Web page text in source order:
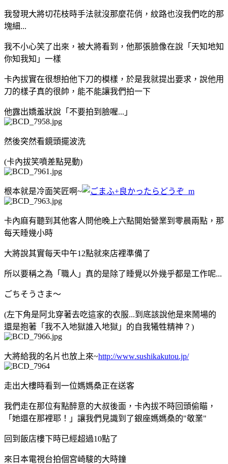
我發現大將切花枝時手法就沒那麼花俏，紋路也沒我們吃的那
塊細...
我不小心笑了出來，被大將看到，他那張臉像在說「天知地知
你知我知」一樣
卡內拔實在很想拍他下刀的模樣，於是我就提出要求，說他用
刀的樣子真的很帥，能不能讓我們拍一下
他露出嬌羞狀說「不要拍到臉喔...」
然後突然看鏡頭擺波洗
(卡內拔笑噴差點晃動)
根本就是冷面笑匠啊~
卡內麻有聽到其他客人問他晚上六點開始營業到零晨兩點，那
每天睡幾小時
大將說其實每天中午12點就來店裡準備了
所以要稱之為「職人」真的是除了睡覺以外幾乎都是工作呢...
ごちそうさま～
(左下角是阿北穿著去吃這家的衣服...到底該說他是來鬧場的
還是抱著「我不入地獄誰入地獄」的自我犧牲精神？)
大將給我的名片也放上來~http://www.sushikakutou.jp/
走出大樓時看到一位媽媽桑正在送客
我們走在那位有點醉意的大叔後面，卡內拔不時回頭偷瞄，
「她還在那裡耶！」讓我們見識到了銀座媽媽桑的"敬業"
回到飯店樓下時已經超過10點了
來日本電視台拍個宮崎駿的大時鐘